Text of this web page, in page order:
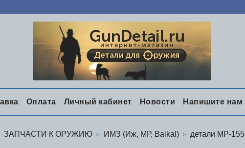
Оплата Личный кабинет Новости Напишите нам
ЗАПЧАСТИ К ОРУЖИЮ ИМЗ (Иж, МР, Baikal) детали МР-155